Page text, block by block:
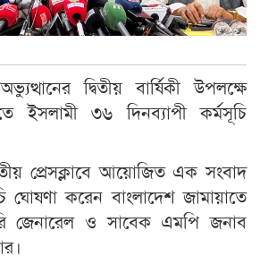
দ্বিতীয় বার্ষিকী উপলক্ষে
ইসলামী ৩৬ দিনব্যাপী কর্মসূচি
প্রেসক্লাবে আয়োজিত এক সংবাদ
ঘোষণা করেন বাংলাদেশ জামায়াতে
জেনারেল ও সাবেক এমপি জনাব